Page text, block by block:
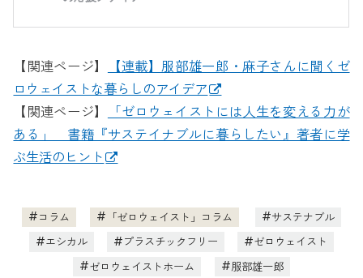
【関連ページ】
【連載】服部雄一郎・麻子さんに聞くゼ
ロウェイストな暮らしのアイデア
【関連ページ】
「ゼロウェイストには人生を変える力が
ある」 書籍『サステイナブルに暮らしたい』著者に学
ぶ生活のヒント
コラム 「ゼロウェイスト」コラム
サステナブル
エシカル
プラスチックフリー
ゼロウェイスト
ゼロウェイストホーム
服部雄一郎